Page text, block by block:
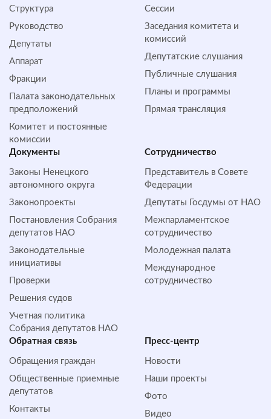
Структура
Руководство
Депутаты
Аппарат
Фракции
Палата законодательных
предположений
Комитет и постоянные
комиссии
Сессии
Заседания комитета и
комиссий
Депутатские слушания
Публичные слушания
Планы и программы
Прямая трансляция
Документы
Законы Ненецкого
автономного округа
Законопроекты
Постановления Собрания
депутатов НАО
Законодательные
инициативы
Проверки
Решения судов
Учетная политика
Собрания депутатов НАО
Сотрудничество
Представитель в Совете
Федерации
Депутаты Госдумы от НАО
Межпарламентское
сотрудничество
Молодежная палата
Международное
сотрудничество
Обратная cвязь
Обращения граждан
Общественные приемные
депутатов
Контакты
Пресс-центр
Новости
Наши проекты
Фото
Видео